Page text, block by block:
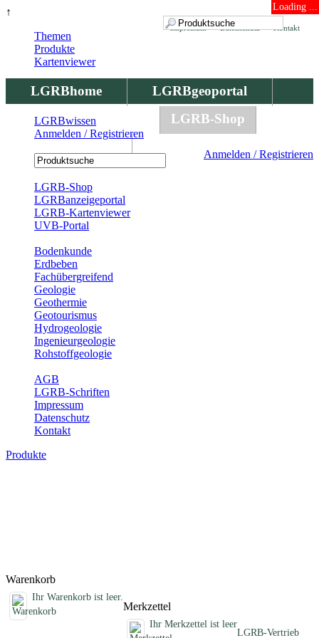
↑ Loading ...
Kontakt
Datenschutz
Impressum
LGRBhome
LGRBgeoportal
LGRBbohrungen
LGRB-Shop
Anmelden / Registrieren
Themen
Produkte
Kartenviewer
LGRBwissen
Anmelden / Registrieren
LGRB-Shop
LGRBanzeigeportal
LGRB-Kartenviewer
UVB-Portal
Bodenkunde
Erdbeben
Fachübergreifend
Geologie
Geothermie
Geotourismus
Hydrogeologie
Ingenieurgeologie
Rohstoffgeologie
AGB
LGRB-Schriften
Impressum
Datenschutz
Kontakt
Produkte
Warenkorb
Ihr Warenkorb ist leer.
Merkzettel
Ihr Merkzettel ist leer
LGRB-Vertrieb